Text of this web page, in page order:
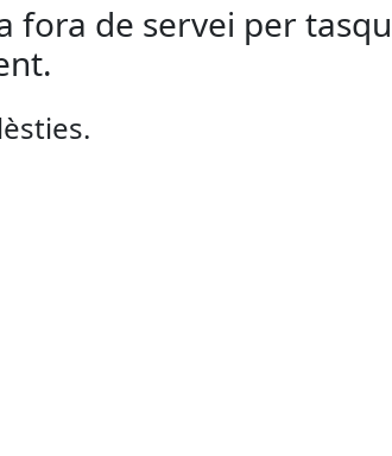
fora de servei per